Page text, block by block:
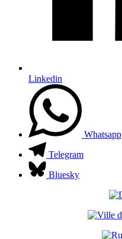
Linkedin
Whatsapp
Telegram
Bluesky